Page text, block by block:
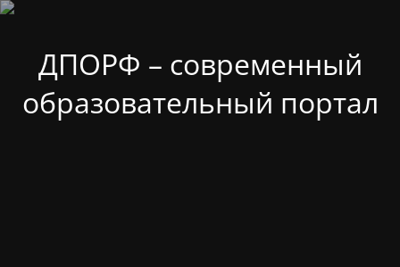
ДПОРФ – современный
образовательный портал